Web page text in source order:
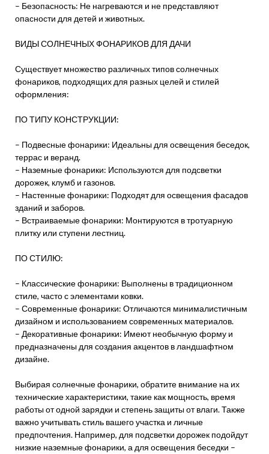
– Безопасность: Не нагреваются и не представляют
опасности для детей и животных.
ВИДЫ СОЛНЕЧНЫХ ФОНАРИКОВ ДЛЯ ДАЧИ
Существует множество различных типов солнечных
фонариков, подходящих для разных целей и стилей
оформления:
ПО ТИПУ КОНСТРУКЦИИ:
– Подвесные фонарики: Идеальны для освещения беседок,
террас и веранд.
– Наземные фонарики: Используются для подсветки
дорожек, клумб и газонов.
– Настенные фонарики: Подходят для освещения фасадов
зданий и заборов.
– Встраиваемые фонарики: Монтируются в тротуарную
плитку или ступени лестниц.
ПО СТИЛЮ:
– Классические фонарики: Выполнены в традиционном
стиле, часто с элементами ковки.
– Современные фонарики: Отличаются минималистичным
дизайном и использованием современных материалов.
– Декоративные фонарики: Имеют необычную форму и
предназначены для создания акцентов в ландшафтном
дизайне.
Выбирая солнечные фонарики, обратите внимание на их
технические характеристики, такие как мощность, время
работы от одной зарядки и степень защиты от влаги. Также
важно учитывать стиль вашего участка и личные
предпочтения. Например, для подсветки дорожек подойдут
низкие наземные фонарики, а для освещения беседки –